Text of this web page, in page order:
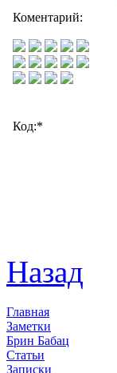
Коментарий:
Код:*
Назад
Главная
Заметки
Брин Бабац
Статьи
Записки